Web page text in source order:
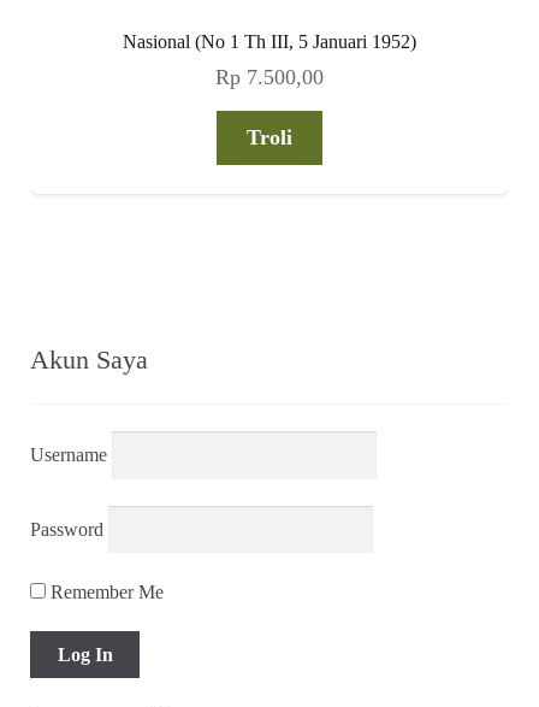
Nasional (No 1 Th III, 5 Januari 1952)
Rp 7.500,00
Troli
Akun Saya
Username
Password
Remember Me